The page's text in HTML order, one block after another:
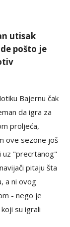
utisak
pošto je
Bajernu čak
da igra za
proljeća,
ove sezone još
uz "precrtanog"
pitaju šta
a ni ovog
- nego je
koji su igrali